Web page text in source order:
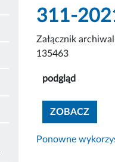
311-
Załącznik
135463
podgląd
ZOBACZ
Ponowne